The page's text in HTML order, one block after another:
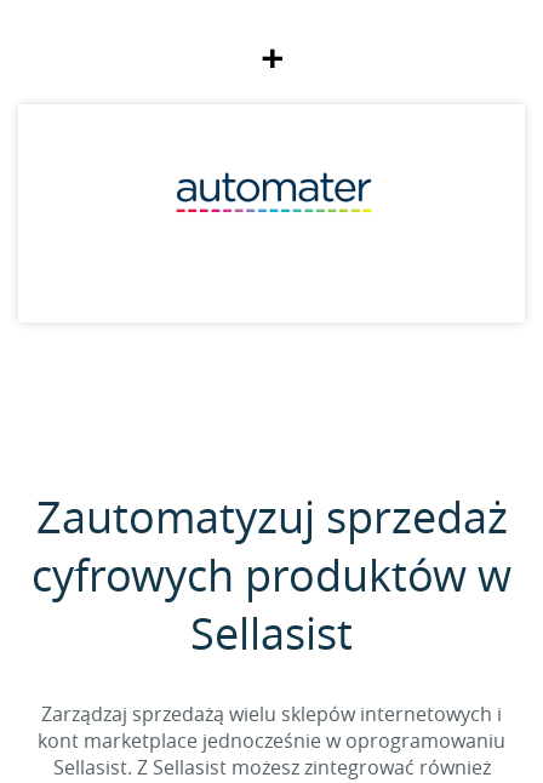
+
Zautomatyzuj sprzedaż
cyfrowych produktów w
Sellasist
Zarządzaj sprzedażą wielu sklepów internetowych i
kont marketplace jednocześnie w oprogramowaniu
Sellasist. Z Sellasist możesz zintegrować również